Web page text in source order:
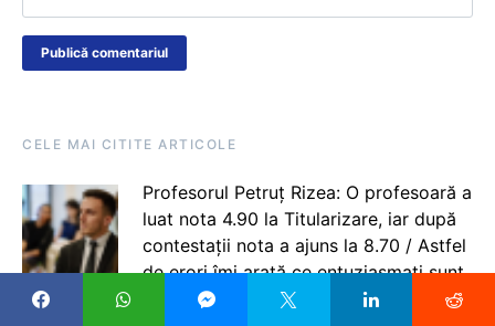
CELE MAI CITITE ARTICOLE
Profesorul Petruț Rizea: O profesoară a
luat nota 4.90 la Titularizare, iar după
contestații nota a ajuns la 8.70 / Astfel
de erori îmi arată ce entuziasmați sunt
profesorii buni, cu experiență să vină la